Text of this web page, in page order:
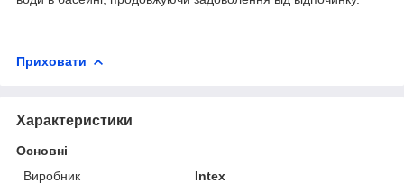
Приховати
Характеристики
Основні
Виробник
Intex